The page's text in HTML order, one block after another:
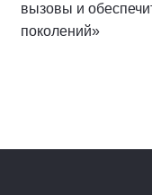
вызовы и
поколений»